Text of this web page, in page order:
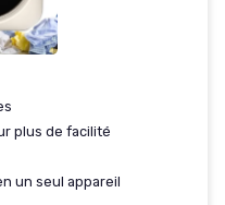
plus de facilité
un seul appareil